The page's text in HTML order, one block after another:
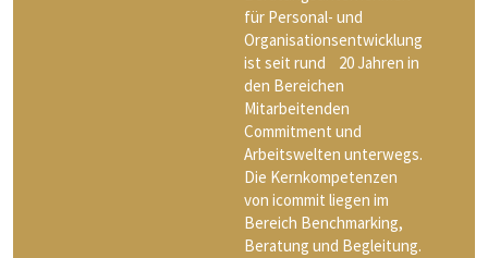
für Personal- und
Organisationsentwicklung
ist seit rund 20 Jahren in
den Bereichen
Mitarbeitenden
Commitment und
Arbeitswelten unterwegs.
Die Kernkompetenzen
von icommit liegen im
Bereich Benchmarking,
Beratung und Begleitung.